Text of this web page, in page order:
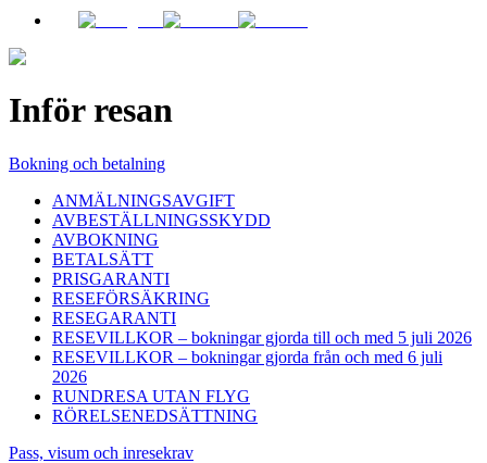
Inför resan
Bokning och betalning
ANMÄLNINGSAVGIFT
AVBESTÄLLNINGSSKYDD
AVBOKNING
BETALSÄTT
PRISGARANTI
RESEFÖRSÄKRING
RESEGARANTI
RESEVILLKOR – bokningar gjorda till och med 5 juli 2026
RESEVILLKOR – bokningar gjorda från och med 6 juli
2026
RUNDRESA UTAN FLYG
RÖRELSENEDSÄTTNING
Pass, visum och inresekrav